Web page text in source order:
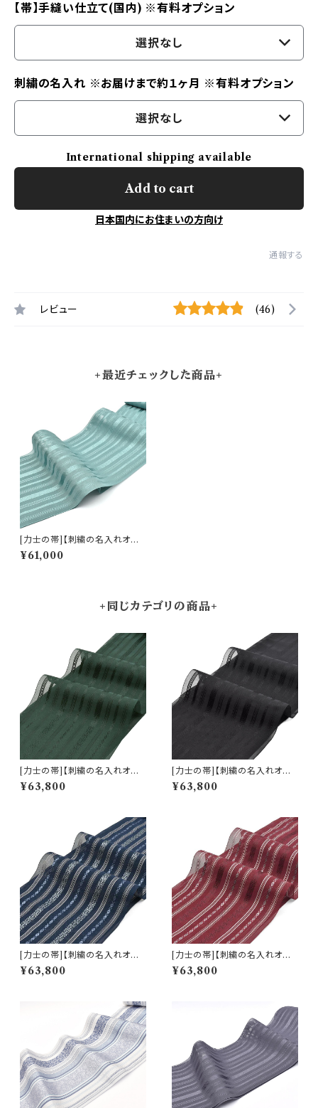
【帯】手縫い仕立て(国内) ※有料オプション
選択なし
刺繍の名入れ ※お届けまで約１ヶ月 ※有料オプション
選択なし
International shipping available
Add to cart
日本国内にお住まいの方向け
通報する
レビュー (46)
+最近チェックした商品+
[力士の帯]【刺繍の名入れオプ
ション有】博多帯(夏用) 黒木織
物 謹製 紗献上『山藍』五献上柄
¥61,000
+同じカテゴリの商品+
[力士の帯]【刺繍の名入れオプ
ション有】博多帯(夏用) 黒木織
物 謹製 紗献上『織部緑』五献上
¥63,800
[力士の帯]【刺繍の名入れオプ
ション有】博多帯(夏用) 黒木織
物 謹製 紗献上『漆黒』五献上柄
¥63,800
[力士の帯]【刺繍の名入れオプ
ション有】博多帯(夏用) 黒木織
物 謹製 紗献上『藍四十八色』五
¥63,800
[力士の帯]【刺繍の名入れオプ
ション有】博多帯(夏用) 黒木織
物 謹製 紗献上『ボルドー臙脂』
¥63,800